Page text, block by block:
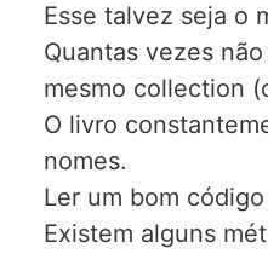
Esse talvez seja o
Quantas vezes
mesmo collection
O livro
nomes.
Ler um bom
Existem alguns